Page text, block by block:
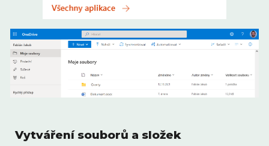
Vytváření souborů a složek